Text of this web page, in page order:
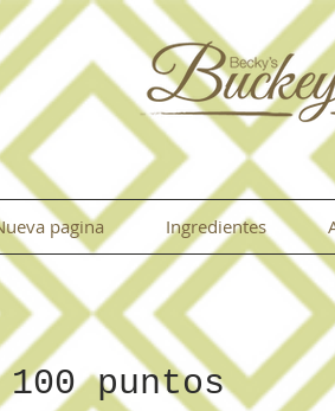
pagina Ingredientes
100 puntos